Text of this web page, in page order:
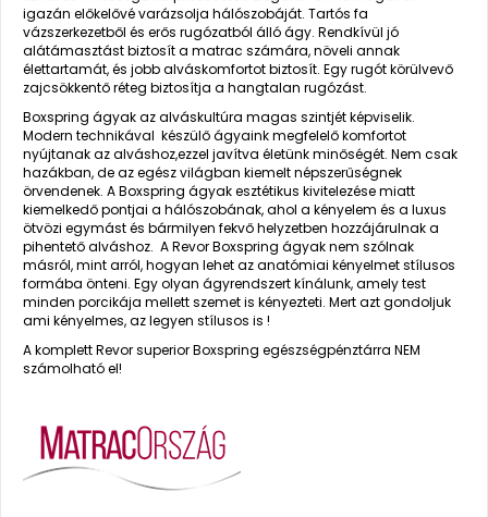
igazán előkelővé varázsolja hálószobáját. Tartós fa
vázszerkezetből és erős rugózatból álló ágy. Rendkívül jó
alátámasztást biztosít a matrac számára, növeli annak
élettartamát, és jobb alváskomfortot biztosít. Egy rugót körülvevő
zajcsökkentő réteg biztosítja a hangtalan rugózást.
Boxspring ágyak az alváskultúra magas szintjét képviselik.
Modern technikával készülő ágyaink megfelelő komfortot
nyújtanak az alváshoz,ezzel javítva életünk minőségét. Nem csak
hazákban, de az egész világban kiemelt népszerűségnek
örvendenek. A Boxspring ágyak esztétikus kivitelezése miatt
kiemelkedő pontjai a hálószobának, ahol a kényelem és a luxus
ötvözi egymást és bármilyen fekvő helyzetben hozzájárulnak a
pihentető alváshoz. A Revor Boxspring ágyak nem szólnak
másról, mint arról, hogyan lehet az anatómiai kényelmet stílusos
formába önteni. Egy olyan ágyrendszert kínálunk, amely test
minden porcikája mellett szemet is kényezteti. Mert azt gondoljuk
ami kényelmes, az legyen stílusos is !
A komplett Revor superior Boxspring egészségpénztárra NEM
számolható el!